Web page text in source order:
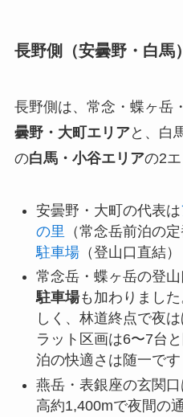
長野側（安曇野・白馬）
長野側は、常念・蝶ヶ岳
曇野・大町エリアと、白
の白馬・小谷エリアの2エ
安曇野・大町の代表は
の里 （常念岳前泊の
駐車場（登山口直結）
常念岳・蝶ヶ岳の登
駐車場も加わりまし
しく、林道終点で夜
ラット区画は6〜7台
泊の快適さは随一です
燕岳・表銀座の玄関
高約1,400mで夜間の